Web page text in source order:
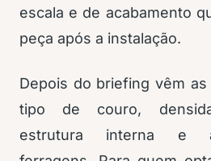
escala e de acabamento
peça após a instalação.
Depois do briefing vêm
tipo de couro,
estrutura interna e